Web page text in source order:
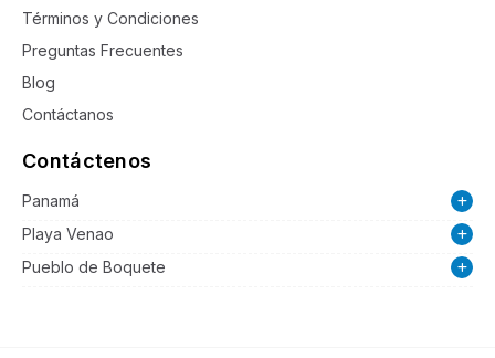
Términos y Condiciones
Preguntas Frecuentes
Blog
Contáctanos
Contáctenos
Panamá
Playa Venao
Pueblo de Boquete